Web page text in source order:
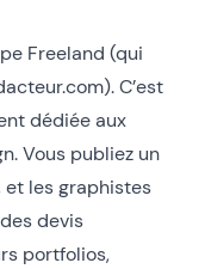
Freeland (qui
C’est
dédiée aux
Vous publiez un
les graphistes
devis
portfolios,